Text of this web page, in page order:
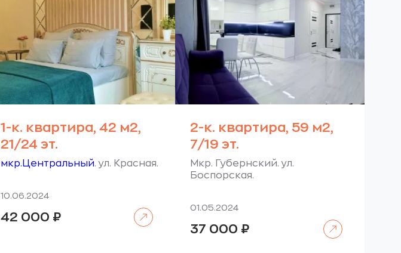
1-к. квартира, 42 м2,
21/24 эт.
мкр.Центральный. ул. Красная.
10.06.2024
42 000 ₽
2-к. квартира, 59 м2,
7/19 эт.
Мкр. Губернский. ул.
Боспорская.
01.05.2024
37 000 ₽